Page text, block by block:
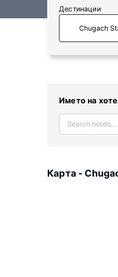
Дестинации
Името на
Карта -